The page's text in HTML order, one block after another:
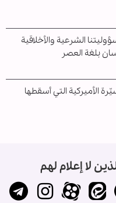
الشرعية والأخلاقية
بلغة العصر
الأميركية التي أسقطها
لا إعلام لهم